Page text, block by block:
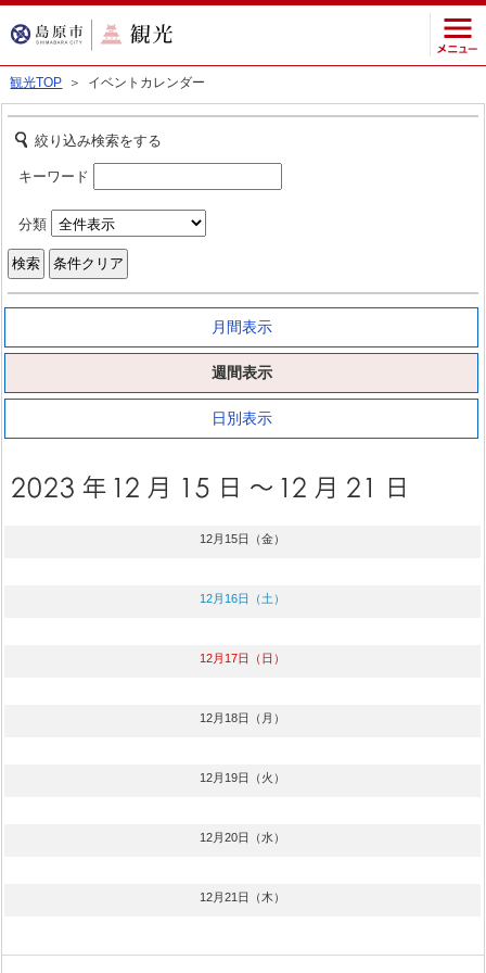
観光TOP ＞ イベントカレンダー
絞り込み検索をする
キーワード
分類
月間表示
週間表示
日別表示
12月15日（金）
12月16日（土）
12月17日（日）
12月18日（月）
12月19日（火）
12月20日（水）
12月21日（木）